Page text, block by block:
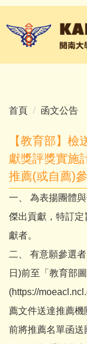
跳
到
內
首頁
函文公告
【教育部】
獻獎評獎實施
推薦(或自薦)
一、 為表揚團體
傑出貢獻，特訂
獻者。
二、 有意願參選
日)前至「教育部
(https://
薦文件送達推薦機
前將推薦名單函送